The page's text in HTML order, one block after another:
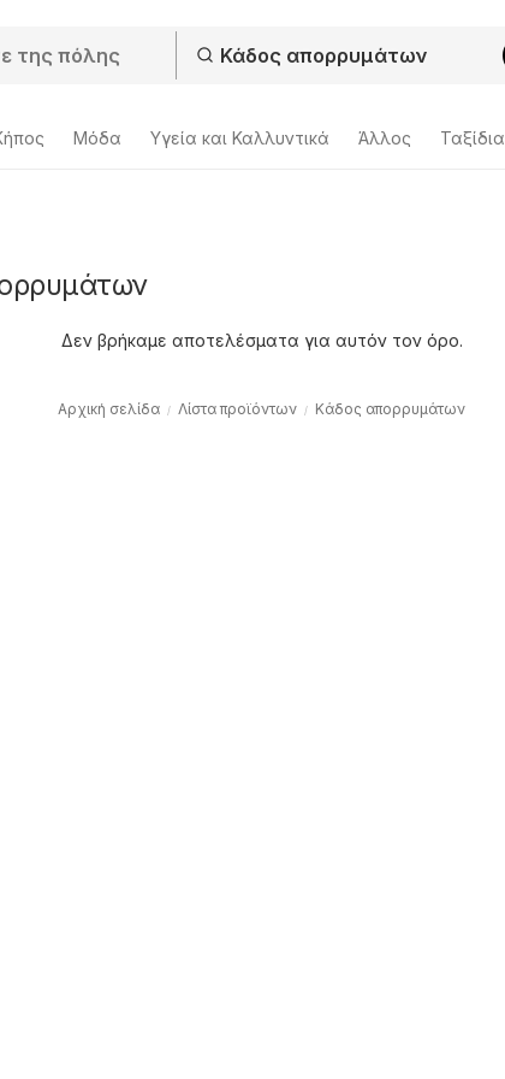
Μόδα Υγεία και Καλλυντικά Άλλος Ταξίδια
Δεν βρήκαμε αποτελέσματα για αυτόν τον όρο.
Αρχική σελίδα Λίστα προϊόντων Κάδος απορρυμάτων